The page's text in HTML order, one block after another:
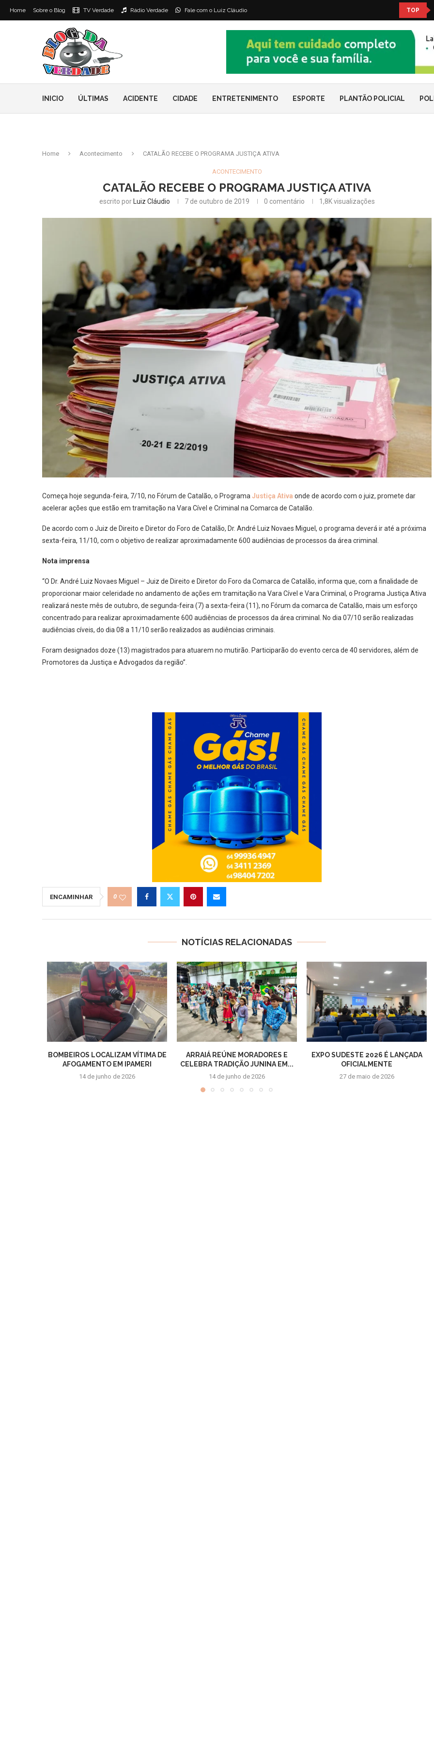
Home Sobre o Blog TV Verdade Rádio Verdade Fale com o Luiz Cláudio TOP
INICIO ÚLTIMAS ACIDENTE CIDADE ENTRETENIMENTO ESPORTE PLANTÃO POLICIAL
Home Acontecimento CATALÃO RECEBE O PROGRAMA JUSTIÇA ATIVA
ACONTECIMENTO
CATALÃO RECEBE O PROGRAMA JUSTIÇA ATIVA
escrito por Luiz Cláudio 7 de outubro de 2019 0 comentário 1,8Kvisualizações
Começa hoje segunda-feira, 7/10, no Fórum de Catalão, o ProgramaJustiça Ativa onde de acordo com o juiz, promete dar
acelerar ações que estão em tramitação na Vara Cível e Criminal na Comarca de Catalão.
De acordo com o Juiz de Direito e Diretor do Foro de Catalão, Dr. André Luiz Novaes Miguel, o programa deverá ir até a próxima
sexta-feira, 11/10, com o objetivo de realizar aproximadamente 600 audiências de processos da área criminal.
Nota imprensa
“O Dr. André Luiz Novaes Miguel – Juiz de Direito e Diretor do Foro da Comarca de Catalão, informa que, com a finalidade de
proporcionar maior celeridade no andamento de ações em tramitação na Vara Cível e Vara Criminal, o Programa Justiça Ativa
realizará neste mês de outubro, de segunda-feira (7) a sexta-feira (11), no Fórum da comarca de Catalão, mais um esforço
concentrado para realizar aproximadamente 600 audiências de processos da área criminal. No dia 07/10 serão realizadas
audiências cíveis, do dia 08 a 11/10 serão realizados as audiências criminais.
Foram designados doze (13) magistrados para atuarem no mutirão. Participarão do evento cerca de 40 servidores, além de
Promotores da Justiça e Advogados da região”.
ENCAMINHAR 0
NOTÍCIAS RELACIONADAS
BOMBEIROS LOCALIZAM VÍTIMA DE
AFOGAMENTO EM IPAMERI
14 de junho de 2026
ARRAIÁ REÚNE MORADORES E
CELEBRA TRADIÇÃO JUNINA EM...
14 de junho de 2026
EXPO SUDESTE 2026 É LANÇADA
OFICIALMENTE
27 de maio de 2026